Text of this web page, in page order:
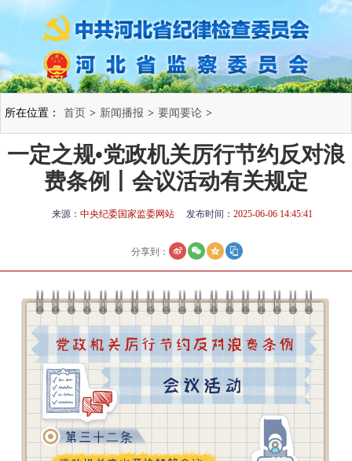
所在位置： 首页 > 新闻播报 > 要闻要论 >
一定之规•党政机关厉行节约反对浪
费条例丨会议活动有关规定
来源： 中央纪委国家监委网站 发布时间： 2025-06-06 14:45:41
分享到：